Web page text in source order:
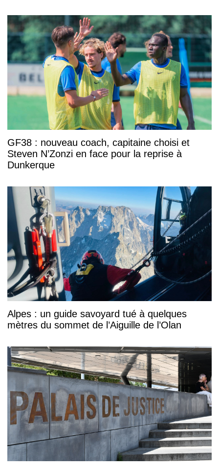
GF38 : nouveau coach, capitaine choisi et
Steven N’Zonzi en face pour la reprise à
Dunkerque
Alpes : un guide savoyard tué à quelques
mètres du sommet de l’Aiguille de l’Olan